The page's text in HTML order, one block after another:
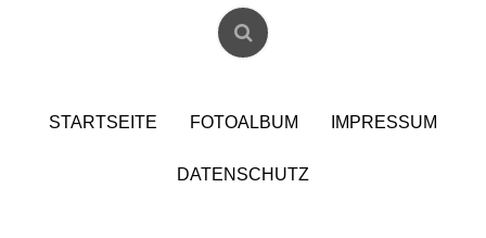
STARTSEITE FOTOALBUM IMPRESSUM
DATENSCHUTZ